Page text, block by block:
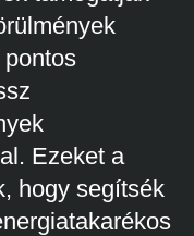
Ezeket a
hogy segítsék